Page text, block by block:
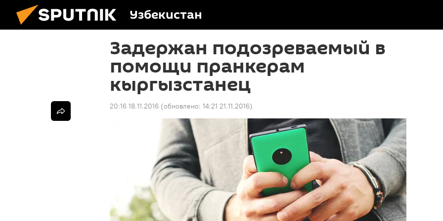
Узбекистан
Задержан подозреваемый в
помощи пранкерам
кыргызстанец
20:16 18.11.2016 (обновлено: 14:21 21.11.2016)